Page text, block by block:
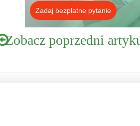
Zadaj bezpłatne pytanie
Zobacz poprzedni